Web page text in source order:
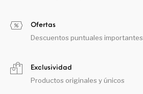
Ofertas
Descuentos puntuales importantes
Exclusividad
Productos originales y únicos